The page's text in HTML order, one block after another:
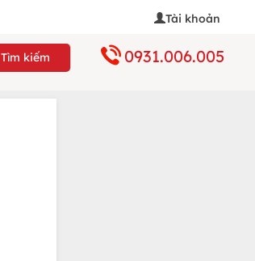
Tài khoản
Tìm kiếm 0931.006.005